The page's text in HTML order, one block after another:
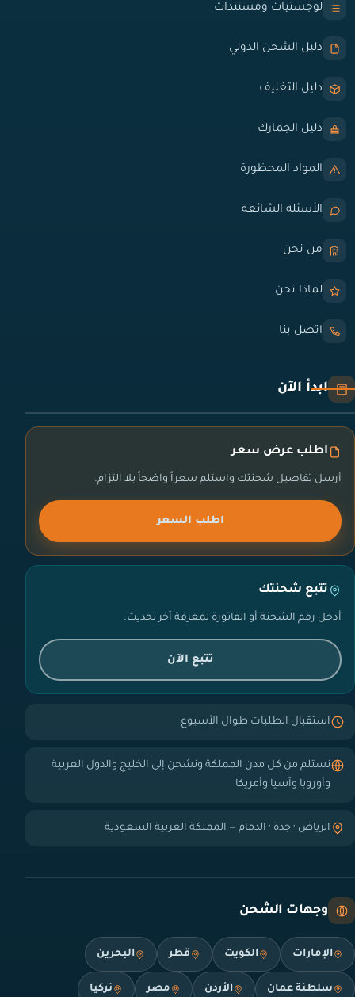
لوجستيات ومستندات
دليل الشحن الدولي
دليل التغليف
دليل الجمارك
المواد المحظورة
الأسئلة الشائعة
من نحن
لماذا نحن
اتصل بنا
ابدأ الآن
اطلب عرض سعر
أرسل تفاصيل شحنتك واستلم سعراً واضحاً بلا التزام.
اطلب السعر
تتبع شحنتك
أدخل رقم الشحنة أو الفاتورة لمعرفة آخر تحديث.
تتبع الآن
استقبال الطلبات طوال الأسبوع
نستلم من كل مدن المملكة ونشحن إلى الخليج والدول العربية
وأوروبا وآسيا وأمريكا
الرياض · جدة · الدمام — المملكة العربية السعودية
وجهات الشحن
الإمارات الكويت قطر البحرين
سلطنة عمان الأردن مصر تركيا